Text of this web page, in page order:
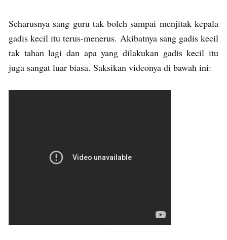
Seharusnya sang guru tak boleh sampai menjitak kepala
gadis kecil itu terus-menerus. Akibatnya sang gadis kecil
tak tahan lagi dan apa yang dilakukan gadis kecil itu
juga sangat luar biasa. Saksikan videonya di bawah ini: